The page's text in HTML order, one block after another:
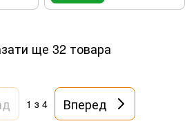
ще 32 товара
1 з 4 Вперед